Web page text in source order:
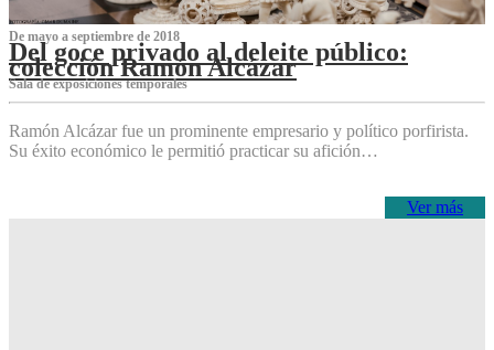
De mayo a septiembre de 2018
Del goce privado al deleite público:
colección Ramón Alcázar
Sala de exposiciones temporales
Ramón Alcázar fue un prominente empresario y político porfirista.
Su éxito económico le permitió practicar su afición…
Ver más